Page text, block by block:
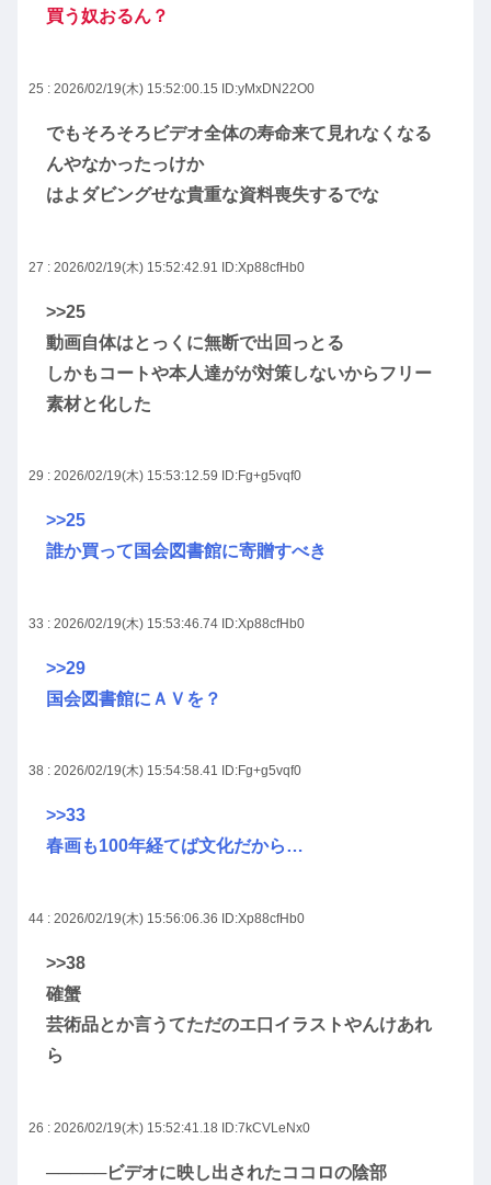
買う奴おるん？
25 : 2026/02/19(木) 15:52:00.15 ID:yMxDN22O0
でもそろそろビデオ全体の寿命来て見れなくなる
んやなかったっけか
はよダビングせな貴重な資料喪失するでな
27 : 2026/02/19(木) 15:52:42.91 ID:Xp88cfHb0
>>25
動画自体はとっくに無断で出回っとる
しかもコートや本人達がが対策しないからフリー
素材と化した
29 : 2026/02/19(木) 15:53:12.59 ID:Fg+g5vqf0
>>25
誰か買って国会図書館に寄贈すべき
33 : 2026/02/19(木) 15:53:46.74 ID:Xp88cfHb0
>>29
国会図書館にＡＶを？
38 : 2026/02/19(木) 15:54:58.41 ID:Fg+g5vqf0
>>33
春画も100年経てば文化だから…
44 : 2026/02/19(木) 15:56:06.36 ID:Xp88cfHb0
>>38
確蟹
芸術品とか言うてただのエ口イラストやんけあれ
ら
26 : 2026/02/19(木) 15:52:41.18 ID:7kCVLeNx0
─────ビデオに映し出されたココロの陰部